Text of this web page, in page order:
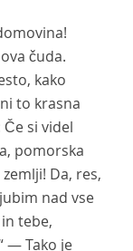
čuda.
kako
to krasna
si videl
pomorska
Da, res,
nad vse
tebe,
— Tako je